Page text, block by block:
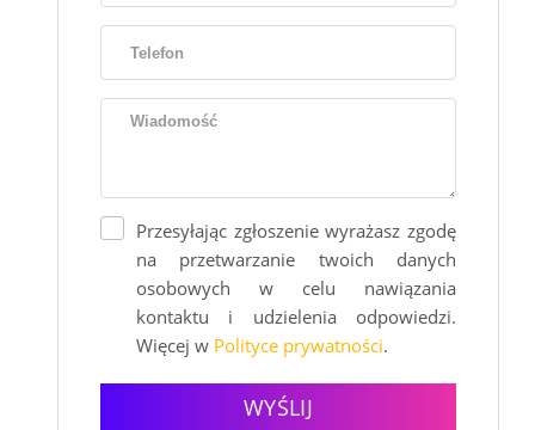
Przesyłając zgłoszenie wyrażasz zgodę
na przetwarzanie twoich danych
osobowych w celu nawiązania
kontaktu i udzielenia odpowiedzi.
Więcej w Polityce prywatności.
WYŚLIJ